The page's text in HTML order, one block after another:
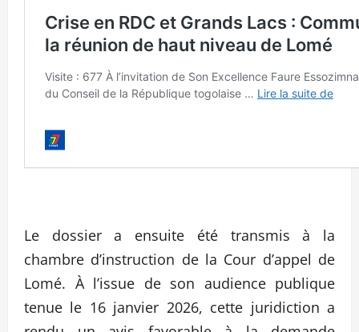
Le dossier a ensuite été transmis à la
chambre d’instruction de la Cour d’appel de
Lomé. À l’issue de son audience publique
tenue le 16 janvier 2026, cette juridiction a